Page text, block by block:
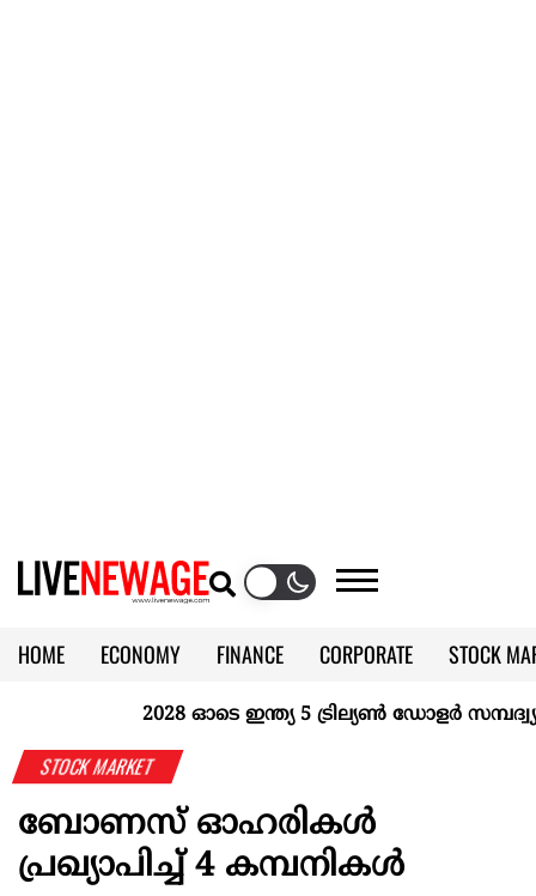
HOME ECONOMY FINANCE CORPORATE
STOCK
KERALA @70
2028 ഓടെ ഇന്ത്യ 5 ട്രില്യണ്‍ ഡോളര്‍
STOCK MARKET
ബോണസ് ഓഹരികള്‍
പ്രഖ്യാപിച്ച് 4 കമ്പനികള്‍